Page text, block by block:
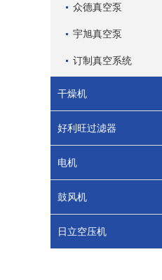
众德真空泵
宇旭真空泵
订制真空系统
干燥机
好利旺过滤器
电机
鼓风机
日立空压机